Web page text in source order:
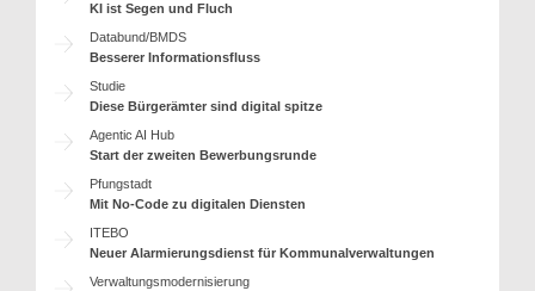
KI ist Segen und Fluch
Databund/BMDS
Besserer Informationsfluss
Studie
Diese Bürgerämter sind digital spitze
Agentic AI Hub
Start der zweiten Bewerbungsrunde
Pfungstadt
Mit No-Code zu digitalen Diensten
ITEBO
Neuer Alarmierungsdienst für Kommunalverwaltungen
Verwaltungsmodernisierung